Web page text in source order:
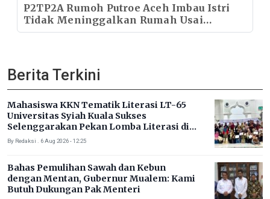
P2TP2A Rumoh Putroe Aceh Imbau Istri
Tidak Meninggalkan Rumah Usai
Pertengkaran
Berita Terkini
Mahasiswa KKN Tematik Literasi LT-65
Universitas Syiah Kuala Sukses
Selenggarakan Pekan Lomba Literasi di
Gampong Rhieng Blang
By Redaksi . 6 Aug 2026 - 12:25
Bahas Pemulihan Sawah dan Kebun
dengan Mentan, Gubernur Mualem: Kami
Butuh Dukungan Pak Menteri